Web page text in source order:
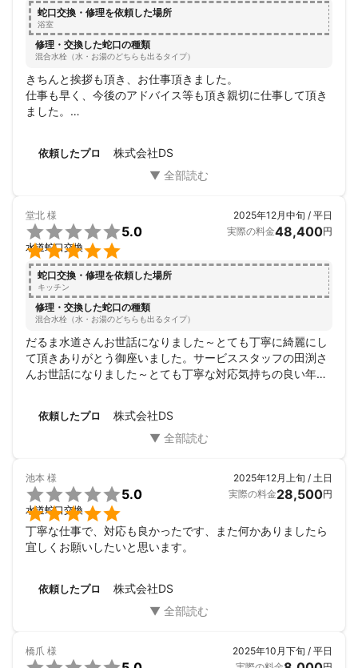
蛇口交換・修理を依頼した場所
浴室
修理・交換した蛇口の種類
混合水栓（水・お湯のどちらも出るタイプ）
きちんと挨拶も頂き、お仕事頂きました。
仕事も早く、今後のアドバイス等も頂き親切に仕事して頂き
ました。
依頼したプロ 株式会社DS
堂北 様


5.0
水道蛇口交換
2025年12月中旬 / 平日
実際の料金48,400円
蛇口交換・修理を依頼した場所
キッチン
修理・交換した蛇口の種類
混合水栓（水・お湯のどちらも出るタイプ）
だるま水道さんお世話になりました～とても丁寧に綺麗にし
て頂きありがとう御座いました。サービススタッフの田渕さ
んお世話になりました～とても丁寧な対応気持ちの良い年が
依頼したプロ 株式会社DS
池本 様


5.0
水道蛇口交換
2025年12月上旬 / 土日
実際の料金28,500円
丁寧な仕事で、対応も良かったです、また何かありましたら
宜しくお願いしたいと思います。
依頼したプロ 株式会社DS
橋爪 様
2025年10月下旬 / 平日